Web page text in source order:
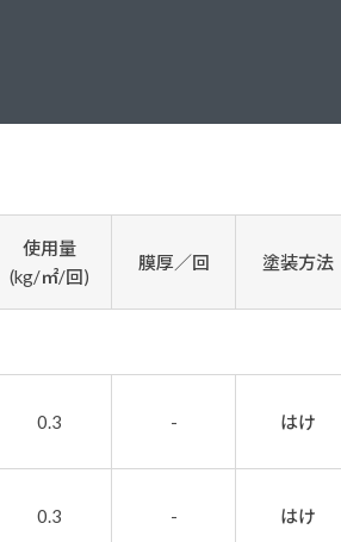
EMO
グリーンループBMK
個人情報の取扱いに
使用量
(kg/㎡/回)
膜厚／回 塗装方法
0.3 - はけ
0.3 - はけ